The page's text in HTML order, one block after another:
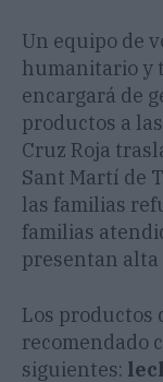
Un equipo de
humanitario y
encargará de
productos a
Cruz Roja
Sant Martí de
las familias
familias
presentan
Los productos
recomendado
siguientes: